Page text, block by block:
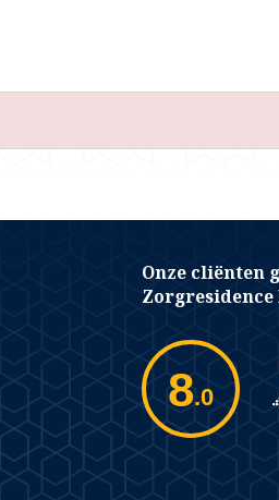
Onze cliënten
8.0